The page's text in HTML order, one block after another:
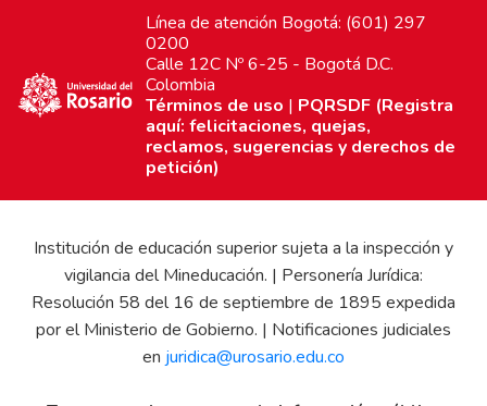
Línea de atención Bogotá: (601) 297
0200
Calle 12C Nº 6-25 - Bogotá D.C.
Colombia
Términos de uso | PQRSDF (Registra
aquí: felicitaciones, quejas,
reclamos, sugerencias y derechos de
petición)
Institución de educación superior sujeta a la inspección y
vigilancia del Mineducación. | Personería Jurídica:
Resolución 58 del 16 de septiembre de 1895 expedida
por el Ministerio de Gobierno. | Notificaciones judiciales
en juridica@urosario.edu.co